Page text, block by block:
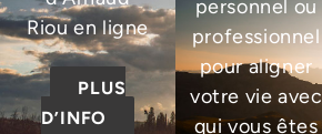
Riou en ligne
PLUS
D’INFO
personnel ou
professionnel
pour aligner
votre vie avec
qui vous êtes